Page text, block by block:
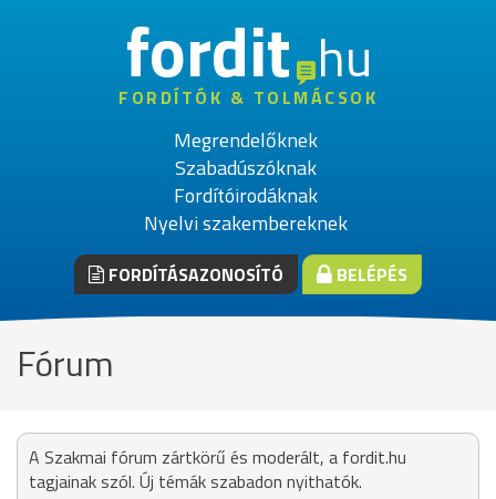
fordithu
FORDÍTÓK & TOLMÁCSOK
Megrendelőknek
Szabadúszóknak
Fordítóirodáknak
Nyelvi szakembereknek
FORDÍTÁSAZONOSÍTÓ BELÉPÉS
Fórum
A Szakmai fórum zártkörű és moderált, a fordit.hu
tagjainak szól. Új témák szabadon nyithatók.